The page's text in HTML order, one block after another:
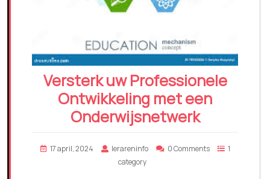
Versterk uw Professionele
Ontwikkeling met een
Onderwijsnetwerk
17 april, 2024 lerareninfo 0 Comments
1
category